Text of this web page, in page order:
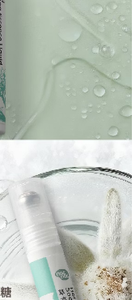
若發現惡意使用之情形，
度並採取法律行動。